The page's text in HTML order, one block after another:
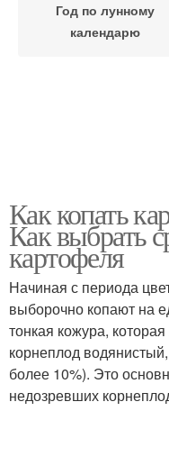
Год по лунному
календарю
Как копать
Как выбрать
картофеля
Начиная с периода
выборочно копают на
тонкая кожура,
корнеплод
более 10%). Это
недозревших